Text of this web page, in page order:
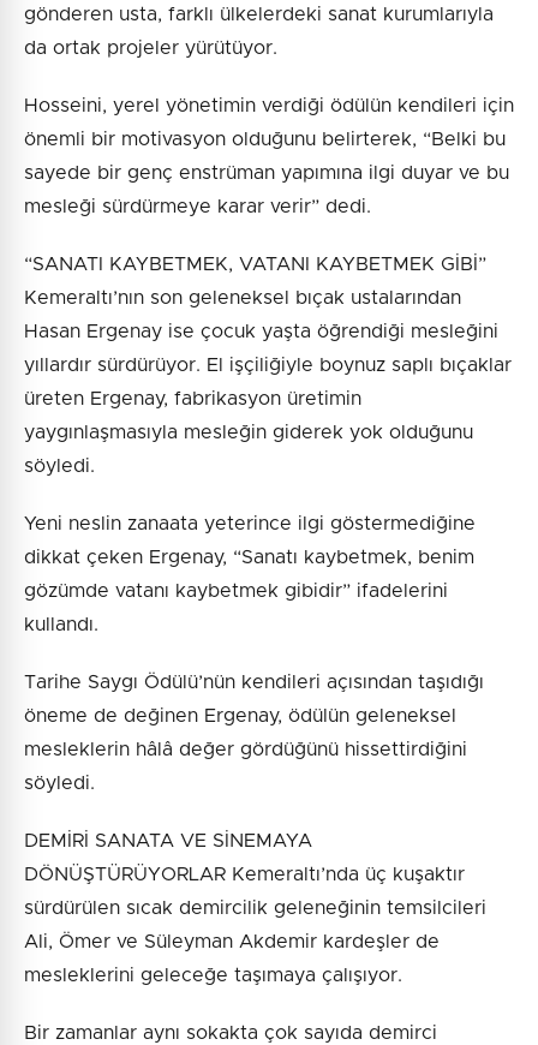
gönderen usta, farklı ülkelerdeki sanat kurumlarıyla
da ortak projeler yürütüyor.
Hosseini, yerel yönetimin verdiği ödülün kendileri için
önemli bir motivasyon olduğunu belirterek, “Belki bu
sayede bir genç enstrüman yapımına ilgi duyar ve bu
mesleği sürdürmeye karar verir” dedi.
“SANATI KAYBETMEK, VATANI KAYBETMEK GİBİ”
Kemeraltı’nın son geleneksel bıçak ustalarından
Hasan Ergenay ise çocuk yaşta öğrendiği mesleğini
yıllardır sürdürüyor. El işçiliğiyle boynuz saplı bıçaklar
üreten Ergenay, fabrikasyon üretimin
yaygınlaşmasıyla mesleğin giderek yok olduğunu
söyledi.
Yeni neslin zanaata yeterince ilgi göstermediğine
dikkat çeken Ergenay, “Sanatı kaybetmek, benim
gözümde vatanı kaybetmek gibidir” ifadelerini
kullandı.
Tarihe Saygı Ödülü’nün kendileri açısından taşıdığı
öneme de değinen Ergenay, ödülün geleneksel
mesleklerin hâlâ değer gördüğünü hissettirdiğini
söyledi.
DEMİRİ SANATA VE SİNEMAYA
DÖNÜŞTÜRÜYORLAR Kemeraltı’nda üç kuşaktır
sürdürülen sıcak demircilik geleneğinin temsilcileri
Ali, Ömer ve Süleyman Akdemir kardeşler de
mesleklerini geleceğe taşımaya çalışıyor.
Bir zamanlar aynı sokakta çok sayıda demirci